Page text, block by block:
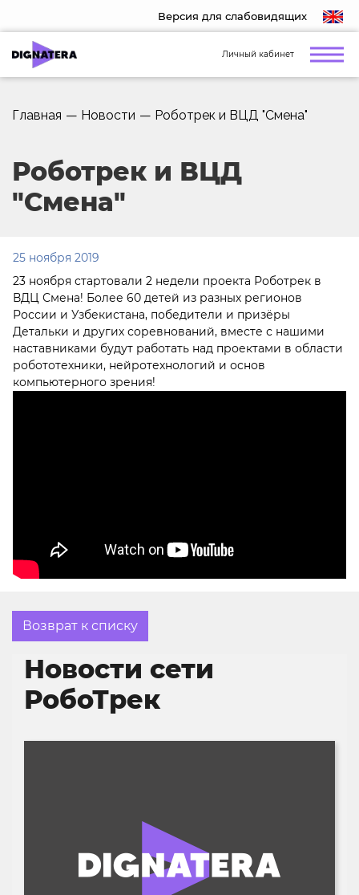
Версия для слабовидящих
Личный кабинет
Главная — Новости — Роботрек и ВЦД "Смена"
Роботрек и ВЦД
"Смена"
25 ноября 2019
23 ноября стартовали 2 недели проекта Роботрек в
ВДЦ Смена! Более 60 детей из разных регионов
России и Узбекистана, победители и призёры
Детальки и других соревнований, вместе с нашими
наставниками будут работать над проектами в области
робототехники, нейротехнологий и основ
компьютерного зрения!
Возврат к списку
Новости сети
РобоТрек